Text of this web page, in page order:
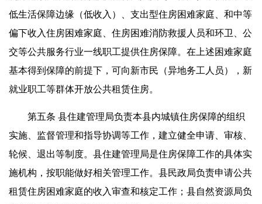
低生活保障边缘（低收入）、支出型住房困难家庭、和中等
偏下收入住房困难家庭、住房困难消防救援人员和环卫、公
交等公共服务行业一线职工提供住房保障。在上述困难家庭
基本得到保障的前提下，可向新市民（异地务工人员），新
就业职工等群体开放公共租赁住房。
第五条 县住建管理局负责本县内城镇住房保障的组织
实施、监督管理和指导协调等工作，建立健全申请、审核、
轮候、退出等制度。县住建管理局是住房保障工作的具体实
施机构，按职能做好相关管理工作。县民政局负责申请公共
租赁住房困难家庭的收入审查和核定工作；县自然资源局负